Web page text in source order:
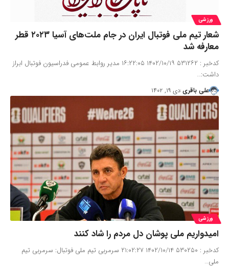
ورزشی
شعار تیم ملی فوتبال ایران در جام ملت‌های آسیا ۲۰۲۳ قطر
معارفه شد
کدخبر : ۵۳۱۲۶۲ ۱۴۰۲/۱۰/۱۹ ۱۶:۲۲:۰۵ مدیر روابط عمومی فدراسیون فوتبال ابراز
داشت:…
علی باقری دی ۱۹, ۱۴۰۲
ورزشی
امیدواریم ملی پوشان دل مردم را شاد کنند
کدخبر : ۵۳۰۲۵۰ ۱۴۰۲/۱۰/۱۴ ۲۱:۰۲:۲۷ سرمربی تیم ملی فوتبال: سرمربی تیم
ملی…